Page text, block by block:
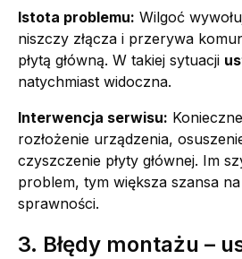
Istota problemu: Wilgoć
niszczy złącza i przerywa
płytą główną. W takiej sytuacji
natychmiast widoczna.
Interwencja serwisu:
rozłożenie urządzenia,
czyszczenie płyty głównej. Im
problem, tym większa szansa
sprawności.
3. Błędy montażu –